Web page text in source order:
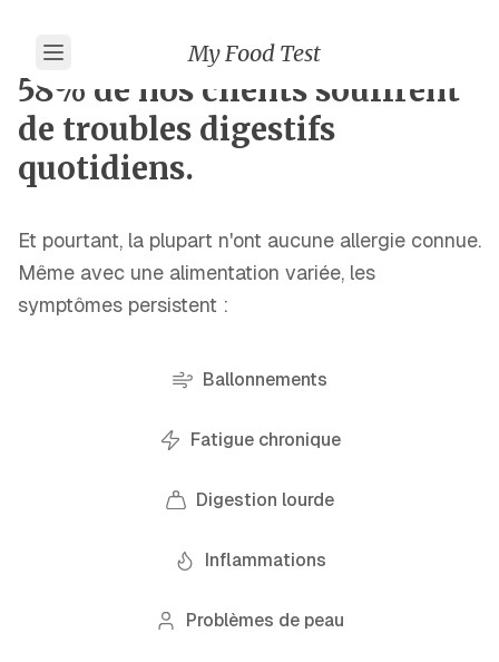
My Food Test
58% de nos clients souffrent
de troubles digestifs
quotidiens.
Et pourtant, la plupart n'ont aucune allergie connue.
Même avec une alimentation variée, les
symptômes persistent :
Ballonnements
Fatigue chronique
Digestion lourde
Inflammations
Problèmes de peau